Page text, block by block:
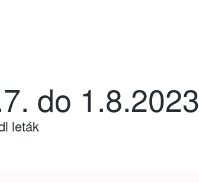
do 1.8.2023
leták